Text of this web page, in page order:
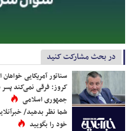
در بحث مشارکت کنید
سناتور آمریکایی
کروز: فرقی نمی‌کند پسر
جمهوری اسلامی
شما نظر بدهید/
خود را بگویید